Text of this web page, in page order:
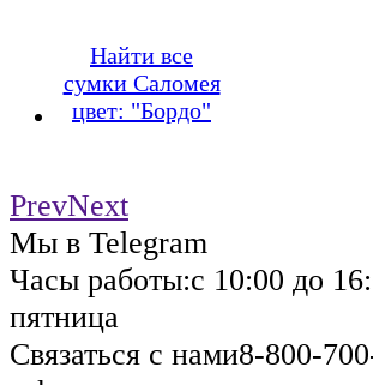
Найти все
сумки Саломея
цвет: "Бордо"
PrevNext
Мы в Telegram
Часы работы:с 10:00 до
пятница
Связаться с нами8-800-